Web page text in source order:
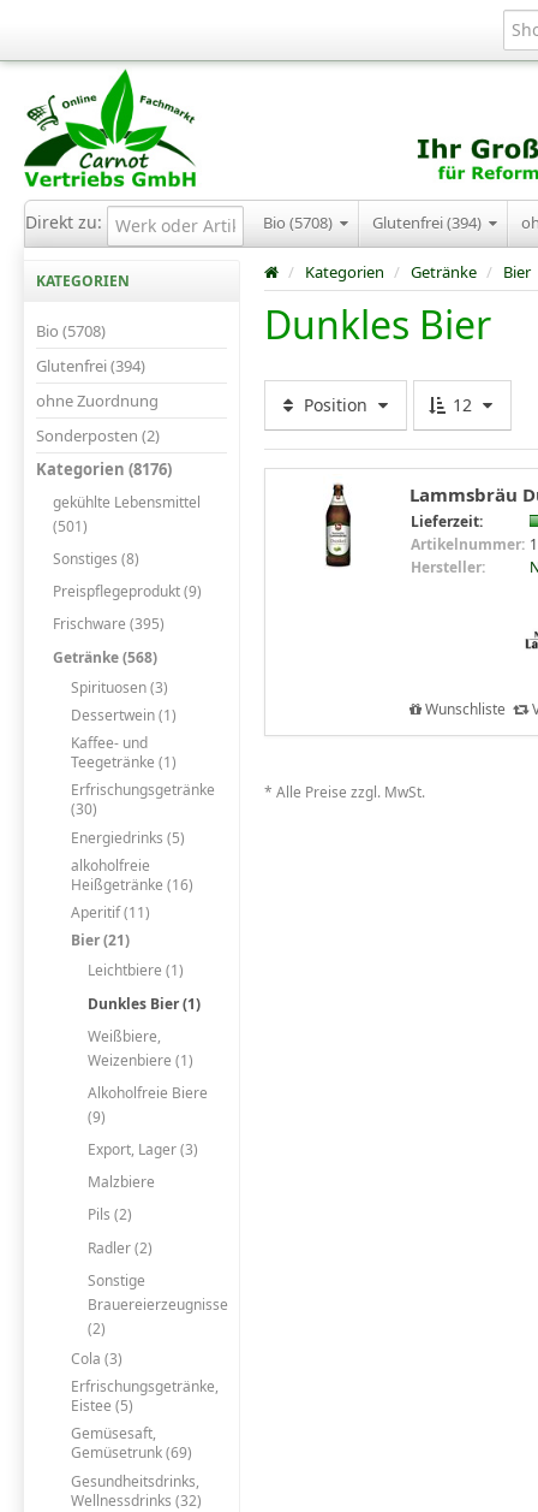
Direkt zu: Bio (5708) Glutenfrei (394)
KATEGORIEN
Bio (5708)
Glutenfrei (394)
ohne Zuordnung
Sonderposten (2)
Kategorien (8176)
gekühlte Lebensmittel
(501)
Sonstiges (8)
Preispflegeprodukt (9)
Frischware (395)
Getränke (568)
Spirituosen (3)
Dessertwein (1)
Kaffee- und
Teegetränke (1)
Erfrischungsgetränke
(30)
Energiedrinks (5)
alkoholfreie
Heißgetränke (16)
Aperitif (11)
Bier (21)
Leichtbiere (1)
Dunkles Bier (1)
Weißbiere,
Weizenbiere (1)
Alkoholfreie Biere
(9)
Export, Lager (3)
Malzbiere
Pils (2)
Radler (2)
Sonstige
Brauereierzeugnisse
(2)
Cola (3)
Erfrischungsgetränke,
Eistee (5)
Gemüsesaft,
Gemüsetrunk (69)
Gesundheitsdrinks,
Wellnessdrinks (32)
/ Kategorien / Getränke / Bier
Dunkles Bier
Position 12
Lammsbräu
Lieferzeit:
Artikelnummer:
Hersteller:
Wunschliste
* Alle Preise zzgl. MwSt.